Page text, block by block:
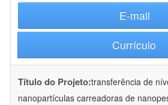
E-mail
Currículo
Título do Projeto:transferência de
nanopartículas carreadoras de